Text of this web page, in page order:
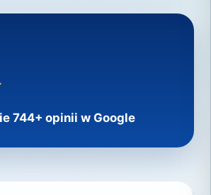
744+ opinii w Google